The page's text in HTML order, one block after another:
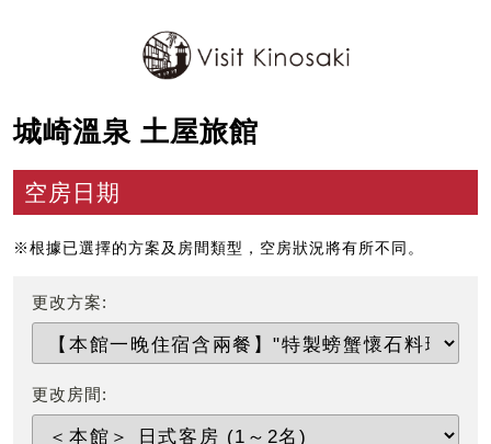
城崎溫泉 土屋旅館
空房日期
※根據已選擇的方案及房間類型，空房狀況將有所不同。
更改方案:
更改房間: